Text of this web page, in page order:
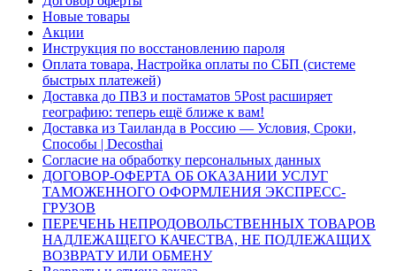
Новые товары
Акции
Инструкция по восстановлению пароля
Оплата товара, Настройка оплаты по СБП (системе
быстрых платежей)
Доставка до ПВЗ и постаматов 5Post расширяет
географию: теперь ещё ближе к вам!
Доставка из Таиланда в Россию — Условия, Сроки,
Способы | Decosthai
Согласие на обработку персональных данных
ДОГОВОР-ОФЕРТА ОБ ОКАЗАНИИ УСЛУГ
ТАМОЖЕННОГО ОФОРМЛЕНИЯ ЭКСПРЕСС-
ГРУЗОВ
ПЕРЕЧЕНЬ НЕПРОДОВОЛЬСТВЕННЫХ ТОВАРОВ
НАДЛЕЖАЩЕГО КАЧЕСТВА, НЕ ПОДЛЕЖАЩИХ
ВОЗВРАТУ ИЛИ ОБМЕНУ